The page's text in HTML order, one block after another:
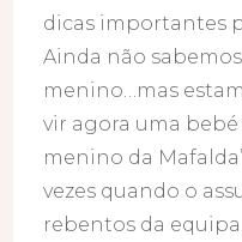
dicas importantes
Ainda não
menino…mas
vir agora uma
menino da
vezes quando o
rebentos da equipa.